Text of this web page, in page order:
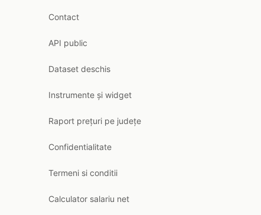
Contact
API public
Dataset deschis
Instrumente și widget
Raport prețuri pe județe
Confidentialitate
Termeni si conditii
Calculator salariu net